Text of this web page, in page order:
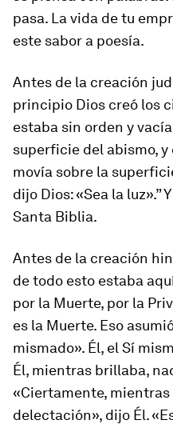
pasa. La vida de tu
este sabor a poesía.
Antes de la creación
principio Dios creó los
estaba sin orden y
superficie del abismo,
movía sobre la
dijo Dios: «Sea la luz».”
Santa Biblia.
Antes de la creación
de todo esto estaba
por la Muerte, por la
es la Muerte. Eso
mismado». Él, el Sí
Él, mientras brillaba,
«Ciertamente,
delectación», dijo Él.